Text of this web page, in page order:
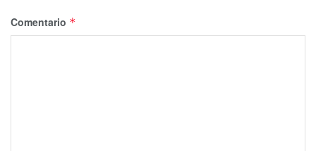
Comentario *